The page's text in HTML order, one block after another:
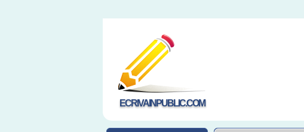
ECRIVAINPUBLIC.COM